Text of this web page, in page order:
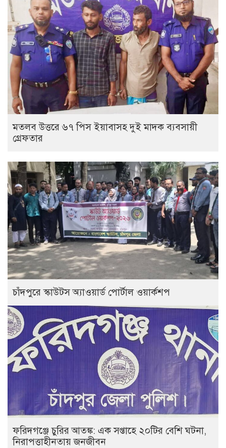
মতলব উত্তরে ৬৭ পিস ইয়াবাসহ দুই মাদক ব্যবসায়ী
গ্রেফতার
চাঁদপুরে স্কাউটস অ্যাওয়ার্ড পোর্টাল ওয়ার্কশপ
ফরিদগঞ্জে চুরির আতঙ্ক: এক সপ্তাহে ২০টির বেশি ঘটনা,
নিরাপত্তাহীনতায় জনজীবন